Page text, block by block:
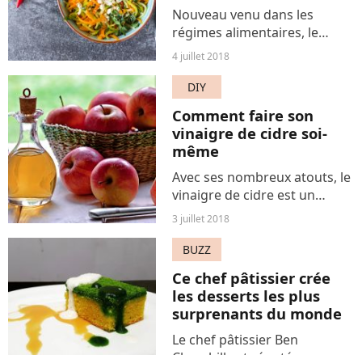
Nouveau venu dans les
régimes alimentaires, le
régime pegan est un
mélange de "végan" et de
"paléo". Il permettrait
d'adopter un mode de vie
sain et healthy. On teste ?
4 juillet 2018
DIY
Comment faire son
vinaigre de cidre soi-
même
Avec ses nombreux atouts, le
vinaigre de cidre est un
indispensable de la maison et
un ingrédient magique. On
vous donne la recette ultra-
facile pour faire son vinaigre
de cidre soi-même.
3 juillet 2018
BUZZ
Ce chef pâtissier crée
les desserts les plus
surprenants du monde
Le chef pâtissier Ben